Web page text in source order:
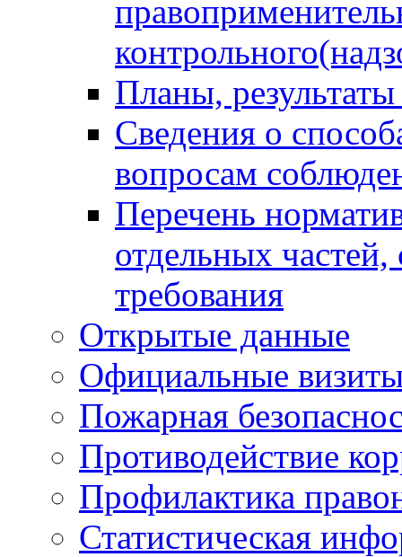
Планы,
Сведения о
вопросам
Перечень
отдельных
требования
Открытые данные
Официальные
Пожарная
Противодействие
Профилактика
Статистическая